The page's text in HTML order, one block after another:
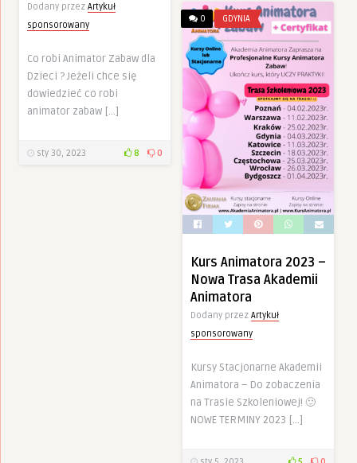
Dodany przez Artykuł
sponsorowany
Co robi Animator Zabaw dla
Dzieci ? Jeżeli chce się
dowiedzieć co robi
animator zabaw […]
sty 30, 2023 8 0
0 GDYNIA
Kurs Animatora 2023 –
Nowa Trasa Akademii
Animatora
Dodany przez Artykuł
sponsorowany
Kursy Stacjonarne Akademii
Animatora – Do zobaczenia
na Trasie Szkoleniowej! 🙂
NOWE TERMINY 2023 […]